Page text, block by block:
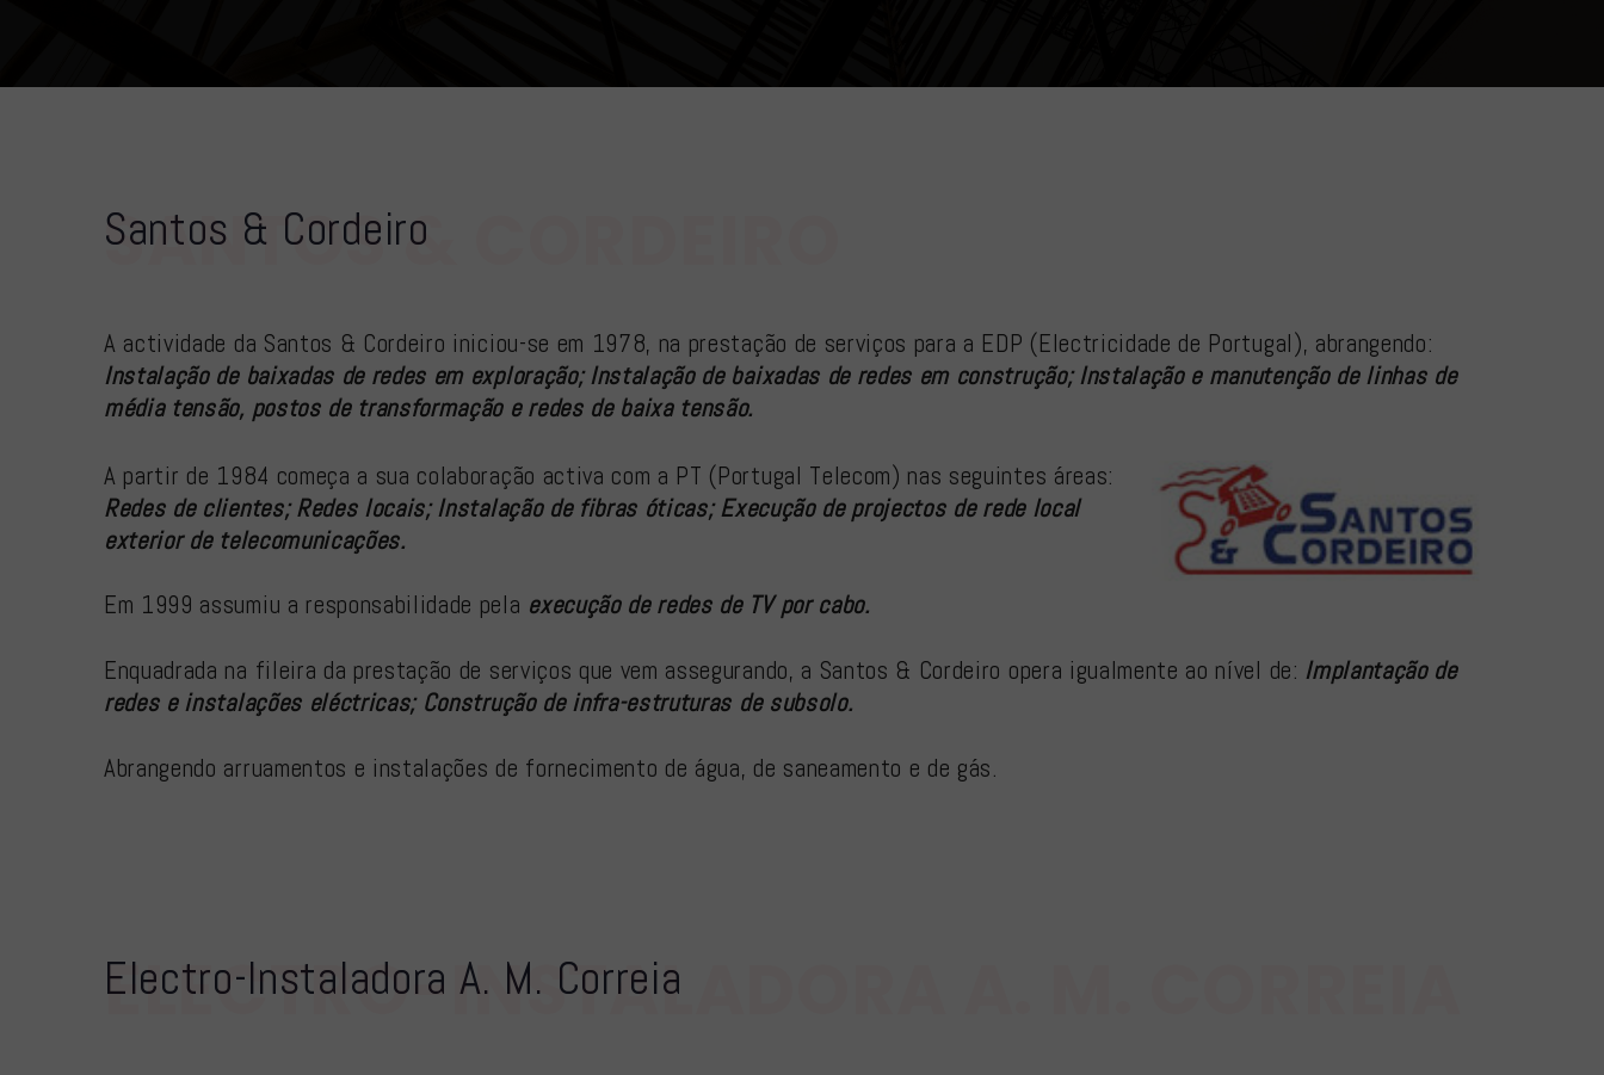
Santos & Cordeiro
SANTOS & CORDEIRO
A actividade da Santos & Cordeiro iniciou-se em 1978, na prestação de serviços para a EDP (Electricidade de Portugal), abrangendo:
Instalação de baixadas de redes em exploração; Instalação de baixadas de redes em construção; Instalação e manutenção de linhas de
média tensão, postos de transformação e redes de baixa tensão.
A partir de 1984 começa a sua colaboração activa com a PT (Portugal Telecom) nas seguintes áreas:
Redes de clientes; Redes locais; Instalação de fibras óticas; Execução de projectos de rede local
exterior de telecomunicações.
Em 1999 assumiu a responsabilidade pela execução de redes de TV por cabo.
Enquadrada na fileira da prestação de serviços que vem assegurando, a Santos & Cordeiro opera igualmente ao nível de: Implantação de
redes e instalações eléctricas; Construção de infra-estruturas de subsolo.
Abrangendo arruamentos e instalações de fornecimento de água, de saneamento e de gás.
Electro-Instaladora A. M. Correia
ELECTRO-INSTALADORA A. M. CORREIA